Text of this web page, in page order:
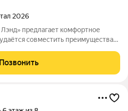
2026
предлагает комфортное
уединённости, а продуманные
Позвонить